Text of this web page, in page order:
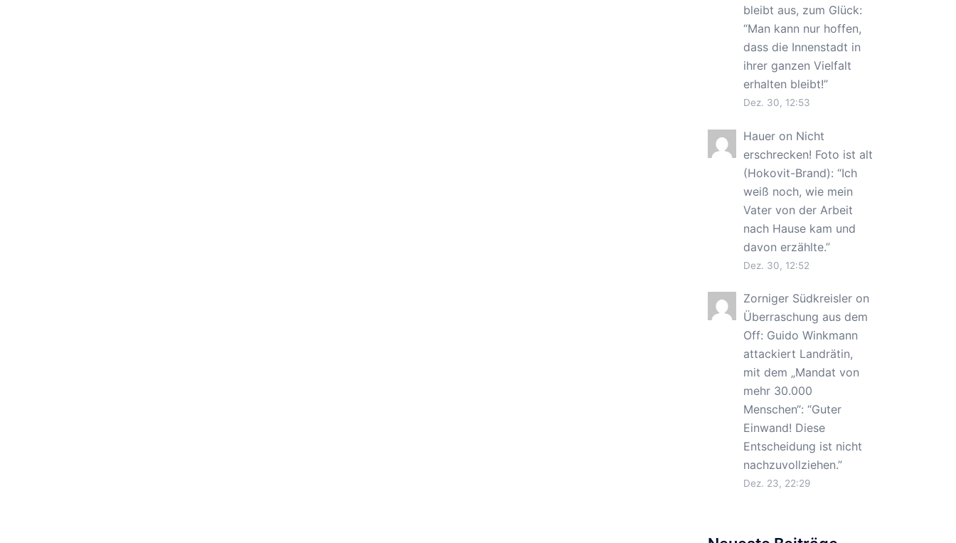
bleibt aus, zum Glück:
“Man kann nur hoffen,
dass die Innenstadt in
ihrer ganzen Vielfalt
erhalten bleibt!”
Dez. 30, 12:53
Haueron Nicht
erschrecken! Foto ist alt
(Hokovit-Brand): “Ich
weiß noch, wie mein
Vater von der Arbeit
nach Hause kam und
davon erzählte.”
Dez. 30, 12:52
Zorniger Südkreisleron
Überraschung aus dem
Off: Guido Winkmann
attackiert Landrätin,
mit dem „Mandat von
mehr 30.000
Menschen“: “Guter
Einwand! Diese
Entscheidung ist nicht
nachzuvollziehen.”
Dez. 23, 22:29